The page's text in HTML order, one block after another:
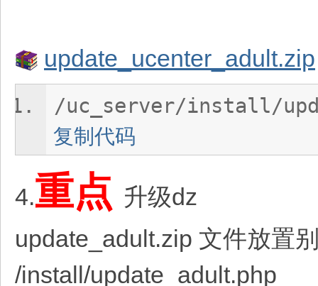
update_ucenter_adult.zip
/uc_server/install/
复制代码
4.重点 升级dz
update_adult.zip 文件放置
/install/update_adult.php